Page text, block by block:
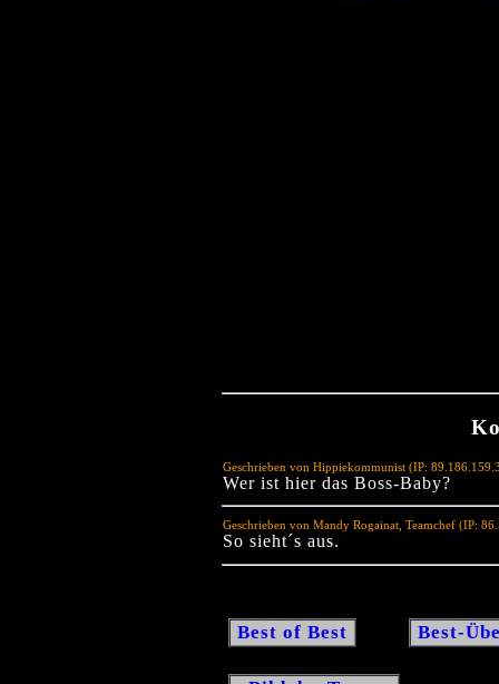
Geschrieben von Hippiekommunist (IP:
Wer ist hier das Boss-Baby?
Geschrieben von Mandy Rogainat, Teamchef (IP:
So sieht´s aus.
Best of Best Best-